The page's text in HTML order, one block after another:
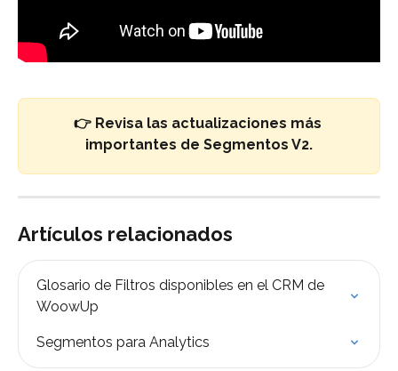
👉 Revisa las actualizaciones más
importantes de Segmentos V2.
Artículos relacionados
Glosario de Filtros disponibles en el CRM de
WoowUp
Segmentos para Analytics